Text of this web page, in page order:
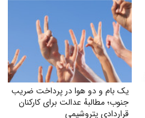
یک بام و دو هوا در پرداخت ضریب
جنوب؛ مطالبهٔ عدالت برای کارکنان
قراردادی پتروشیمی